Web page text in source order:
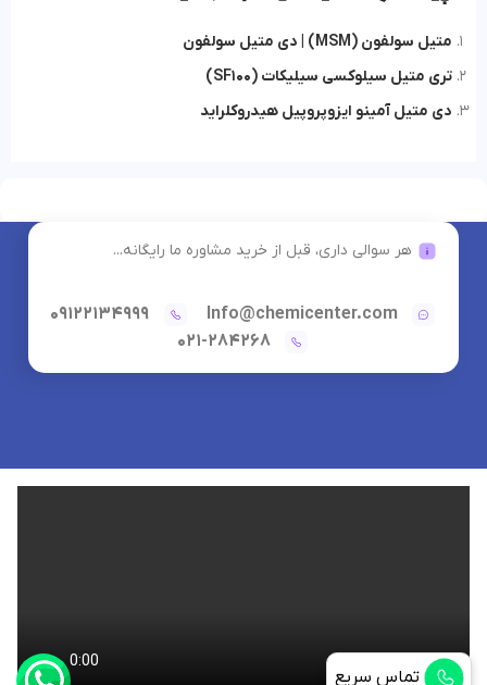
تماس سریع
متیل سولفون (MSM) | دی متیل سولفون
تری متیل سیلوکسی سیلیکات (SF100)
دی متیل آمینو ایزوپروپیل هیدروکلراید
هر سوالی داری، قبل از خرید مشاوره ما رایگانه...
Info@chemicenter.com
09122134999
021-284268